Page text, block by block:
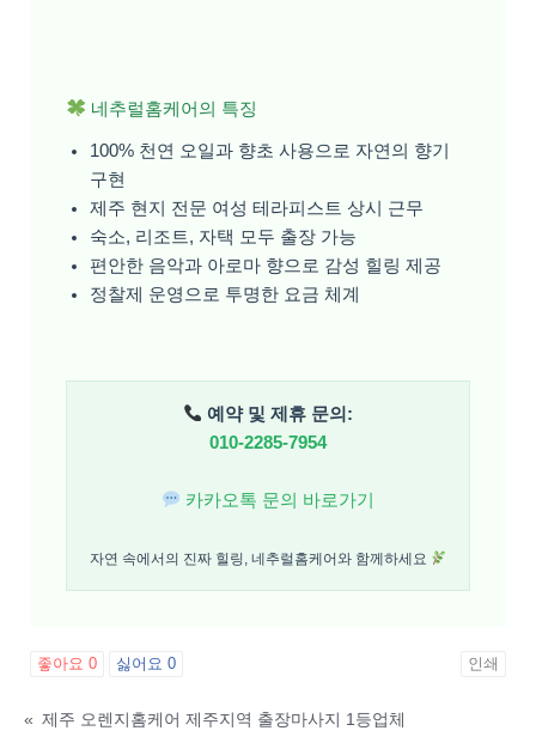
네추럴홈케어의 특징
100% 천연 오일과 향초 사용으로 자연의 향기
구현
제주 현지 전문 여성 테라피스트 상시 근무
숙소, 리조트, 자택 모두 출장 가능
편안한 음악과 아로마 향으로 감성 힐링 제공
정찰제 운영으로 투명한 요금 체계
예약 및 제휴 문의:
010-2285-7954
카카오톡 문의 바로가기
자연 속에서의 진짜 힐링, 네추럴홈케어와 함께하세요
좋아요 0 싫어요 0 인쇄
« 제주 오렌지홈케어 제주지역 출장마사지 1등업체